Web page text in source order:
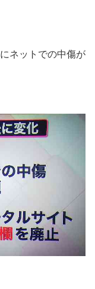
ネットでの中傷が